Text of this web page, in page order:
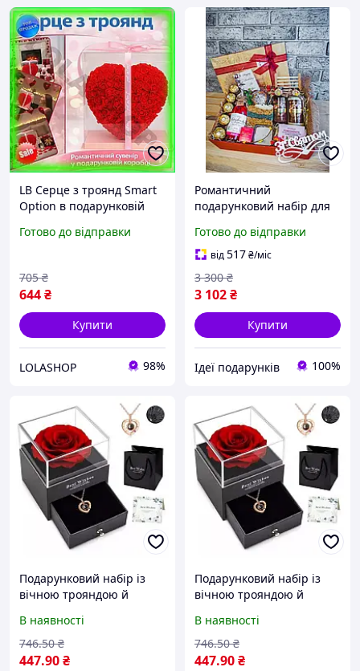
LB Серце з троянд Smart
Option в подарунковій
романтичний подарунок
4K9
Готово до відправки
644₴
705 ₴
Купити
LOLASHOP 98%
Романтичний
подарунковий набір для
подарунок для дівчини,
коханої, подарунок для
мами,
Готово до відправки
від517₴/міс
3 102₴
3 300 ₴
Купити
Ідеї подарунків 100%
Подарунковий набір із
вічною трояндою й
коробці з шухлядою
Романтичний подарунок
для жінок! Корисний
В наявності
447.90₴
746.50 ₴
Подарунковий набір із
вічною трояндою й
в коробці з шухлядою
Романтичний подарунок
для жінок
В наявності
447.90₴
746.50 ₴